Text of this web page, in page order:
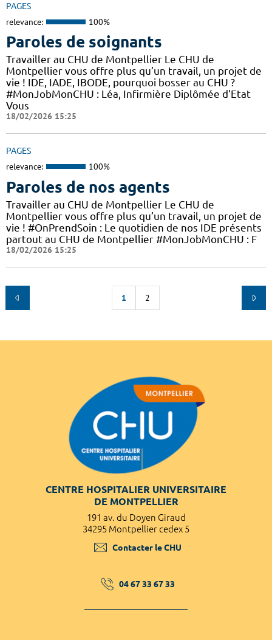
PAGES
relevance: 100%
Paroles de soignants
Travailler au CHU de Montpellier Le CHU de
Montpellier vous offre plus qu’un travail, un projet de
vie ! IDE, IADE, IBODE, pourquoi bosser au CHU ?
#MonJobMonCHU : Léa, Infirmière Diplômée d'Etat
Vous
18/02/2026 15:25
PAGES
relevance: 100%
Paroles de nos agents
Travailler au CHU de Montpellier Le CHU de
Montpellier vous offre plus qu’un travail, un projet de
vie ! #OnPrendSoin : Le quotidien de nos IDE présents
partout au CHU de Montpellier #MonJobMonCHU : F
18/02/2026 15:25
1 2
CENTRE HOSPITALIER UNIVERSITAIRE
DE MONTPELLIER
191 av. du Doyen Giraud
34295 Montpellier cedex 5
Contacter le CHU
04 67 33 67 33